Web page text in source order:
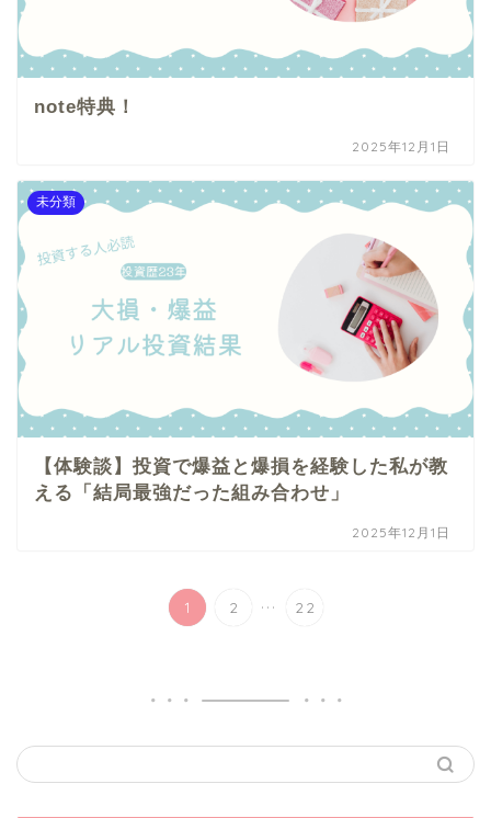
note特典！
2025年12月1日
未分類
【体験談】投資で爆益と爆損を経験した私が教
える「結局最強だった組み合わせ」
2025年12月1日
1 2 ... 22